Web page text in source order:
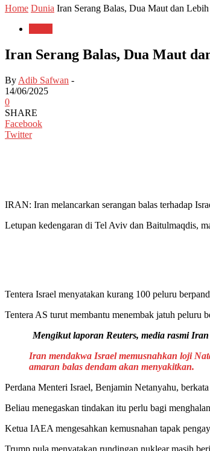
Home Dunia Iran Serang Balas, Dua Maut dan
Iran Serang Balas, Dua Maut
By Adib Safwan -
14/06/2025
0
SHARE
Facebook
Twitter
IRAN: Iran melancarkan serangan balas terhadap
Letupan kedengaran di Tel Aviv dan Baitulmaqdis,
Tentera Israel menyatakan kurang 100 peluru
Tentera AS turut membantu menembak jatuh peluru
Mengikut laporan Reuters, media rasmi
Iran mendakwa Israel memusnahkan loji
amaran balas dendam akan menyakitkan.
Perdana Menteri Israel, Benjamin Netanyahu,
Beliau menegaskan tindakan itu perlu bagi
Ketua IAEA mengesahkan kemusnahan tapak
Trump pula menyatakan rundingan nuklear masih